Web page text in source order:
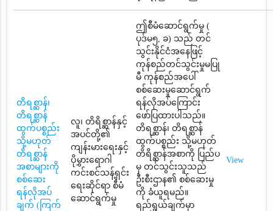
တိရစ္ဆာန်၊
တိရစ္ဆာန်
ထွက်ပစ္စည်း
သို့မဟုတ်
တိရစ္ဆာန်
အစာများကို
စစ်ဆေး
ရန်လိုအပ်
ချက် (ကြက်
လူ၊ တိရိစ္ဆာန်နှင့်
အပင်တို့၏
ကျန်းမားရေးနှင့်
ပိုမွှားရောဂါ
ကင်းစင်သန့်ရှင်း
ရေးဆိုင်ရာ စီမံ
ဆောင်ရွက်မှု
ဤစီမံဆောင်ရွက်မှု (
ပုဒ်မ၅, ခ) သည် တင်
သွင်းနိုင်ငံအနေဖြင့်
ကုန်စည်တင်သွင်းမှုမပြု
မီ ကုန်စည်အပေါ်
စစ်ဆေးမှုဆောင်ရွက်
ရန်လိုအပ်ကြောင်း
ဖော်ပြထားပါသည်။
တိရစ္ဆာန်၊ တိရစ္ဆာန်
ထွက်ပစ္စည်း သို့မဟုတ်
တိရိစ္ဆာန်အစာကို ပြည်ပ
မှ တင်သွင်းသူသည်
ဦးစီးဌာန၏ စစ်ဆေးမှု
ကို ခံယူရမည်။
ရည်ရွယ်ချက်မှာ
View